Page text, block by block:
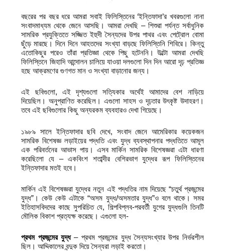
বছরের পর বছর ধরে আমরা সবাই ফিলিস্তিনের ‘ইন্তিফাদা’র খবরগুলো নানা
সংবাদমাধ্যম থেকে জেনে আসছি। আমরা দেখছি – শিশুরা পর্যন্ত সর্বাধুনিক
সামরিক প্রযুক্তিতে সজ্জিত ইহুদী সৈন্যদের উপর পাথর এবং পেট্রোল বোমা
ছুঁড়ে মারছে। দিনে দিনে আহতদের সংখ্যা বাড়ছে ফিলিস্তিনি শিবিরে। কিন্তু
এতোকিছুর পরেও তাঁরা প্রতিজ্ঞা থেকে পিছু হটেননি। উল্টো আমরা দেখছি
ফিলিস্তিনে জিহাদি আন্দোলন চালিয়ে যাওয়া দলগুলো দিন দিন আরো দৃঢ় প্রতিজ্ঞ
হছে আক্রমণের গুণগত মান ও সংখ্যা বাড়ানোর জন্য।
এই ছবিগুলো, এই দৃশ্যগুলো সত্যিকার অর্থেই আমাদের বেশ নাড়িয়ে
দিয়েছিল। অনুপ্রাণিত করেছিল। এগুলো সাহস ও দৃঢ়তার উৎকৃষ্ট উদাহরণ।
তবে এই ছবিগুলোর কিছু অন্যরকম ব্যবহারও দেখা গিয়েছে।
১৯৮৯ সালে ইন্তিফাদার ছবি দেখে, সংবাদ জেনে আমেরিকার কয়েকজন
সামরিক বিশেষজ্ঞ লড়াইয়ের পদ্ধতি এবং যুদ্ধ ব্যবস্থাপনার পদ্ধতিতে আমূল
এক পরিবর্তনের আভাস পায়। এসব মার্কিন সামরিক বিশেষজ্ঞরা এটা ধারণা
করেছিলো যে – একবিংশ শতাব্দীর বেশিরভাগ যুদ্ধের রূপ ফিলিস্তিনের
ইন্তিফাদার মতই হবে।
মার্কিন এই বিশেষজ্ঞরা যুদ্ধের নতুন এই পদ্ধতির নাম দিয়েছে “চতুর্থ প্রজন্মের
যুদ্ধ”। কেউ কেউ এটাকে “অসম যুদ্ধ/অসমতার যুদ্ধ”ও বলে থাকে। সমর
ইতিহাসবিদদের কাছে সুপরিচিত যে, শিল্পবিপ্লব-পরবর্তী যুগের যুদ্ধগুলি তিনটি
মৌলিক বিকাশ প্রত্যক্ষ করেছে। এগুলো হল-
প্রথম প্রজন্মের যুদ্ধ– প্রথম প্রজন্মের যুদ্ধ সৈন্যসংখ্যার উপর নির্ভরশীল
ছিল। আদ্দিকালের বন্দুক দিয়ে সৈন্যরা লড়াই করতো।